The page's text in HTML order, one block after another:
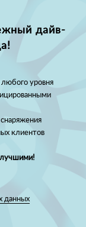
дайв-
уровня
клиентов
лучшими!
данных